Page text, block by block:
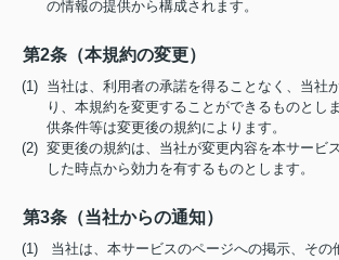
の情報の提供から構成されます。
第2条（本規約の変更）
(1) 当社は、利用者の承諾を得ることなく、当社
り、本規約を変更することができるものとし
供条件等は変更後の規約によります。
(2) 変更後の規約は、当社が変更内容を本サービ
した時点から効力を有するものとします。
第3条（当社からの通知）
(1) 当社は、本サービスのページへの掲示、その